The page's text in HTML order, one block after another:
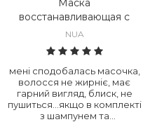
Маска
восстанавливающая с
экстрактом овса и
семенами льна Nua
Ristrutturante Maschera
NUA
мені сподобалась масочка,
волосся не жирніє, має
гарний вигляд, блиск, не
пушиться...якщо в комплекті
з шампунем та